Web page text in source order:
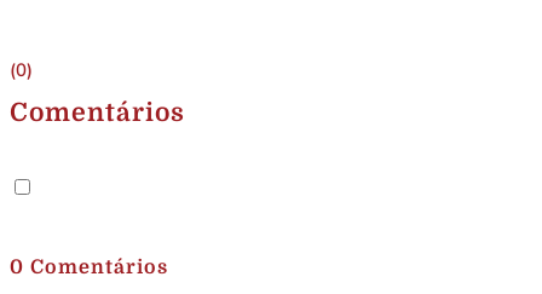
(0)
Comentários
0 Comentários